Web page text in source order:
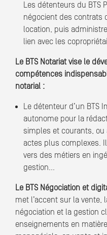
Les détenteurs du BTS
négocient des contrats
location, puis
lien avec les
Le BTS Notariat vise le
compétences
notarial :
Le détenteur d’un BTS
autonome pour la
simples et courants,
actes plus complexes.
vers des métiers en
gestion…
Le BTS Négociation et
met l’accent sur la vente,
négociation et la gestion
enseignements en